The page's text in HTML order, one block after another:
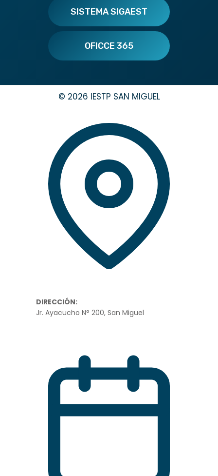
SISTEMA SIGAEST
OFICCE 365
© 2026 IESTP SAN MIGUEL
DIRECCIÓN:
Jr. Ayacucho N° 200, San Miguel